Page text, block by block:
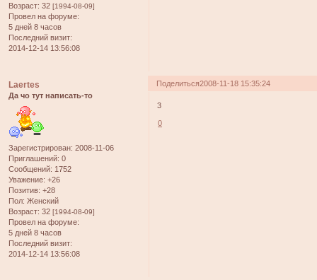
Возраст: 32 [1994-08-09]
Провел на форуме:
5 дней 8 часов
Последний визит:
2014-12-14 13:56:08
Поделиться2008-11-18 15:35:24
Laertes
Да чо тут написать-то
Зарегистрирован: 2008-11-06
Приглашений: 0
Сообщений: 1752
Уважение: +26
Позитив: +28
Пол: Женский
Возраст: 32 [1994-08-09]
Провел на форуме:
5 дней 8 часов
Последний визит:
2014-12-14 13:56:08
3
0